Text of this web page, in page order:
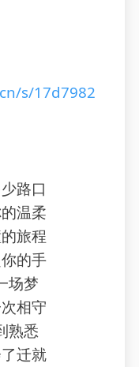
s/17d7982
路口
温柔
旅程
的手
场梦
相守
熟悉
迁就